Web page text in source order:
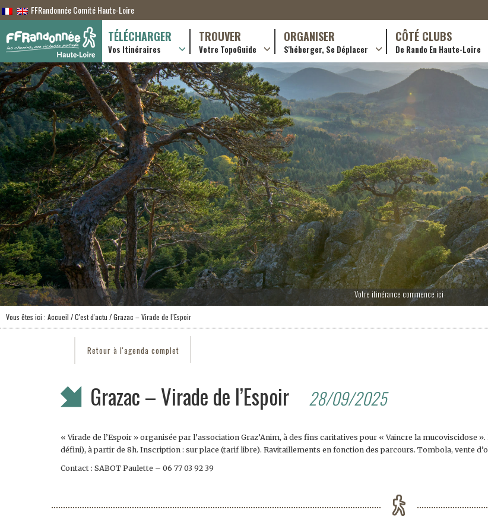
Votre itinérance commence ici
FFRandonnée Comité Haute-Loire
TÉLÉCHARGER
Vos Itinéraires
TROUVER
Votre TopoGuide
Randonnées itinerantes (GR)
Randonnées à la journée (PR)
Boutique en ligne
Pratique & conseils
ORGANISER
S'héberger, Se Déplacer
Hôtellerie
Gîtes et chambres d’hôtes
Campings
Restaurants
Transporteurs & services
CÔTÉ CLUBS
De Rando En Haute-Loire
Formations en rando 2024
Rando douce
Trouver un club
Adhérer
Créer un club
Ordre de mission et note
Vous êtes ici : Accueil /C'est d'actu / Grazac – Virade de l’Espoir
Retour à l'agenda complet
Grazac – Virade de l’Espoir 28/09/2025
« Virade de l’Espoir » organisée par l’association Graz’Anim, à des fins caritatives pour « Vaincre la mucoviscidose
défini), à partir de 8h. Inscription : sur place (tarif libre). Ravitaillements en fonction des parcours. Tombola, vente
Contact : SABOT Paulette – 06 77 03 92 39